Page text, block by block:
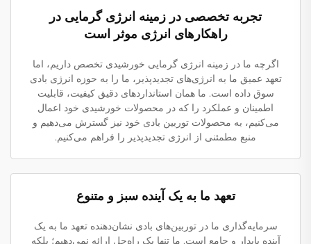
تجربه تخصصی در زمینه انرژی گرمایی در
راهکارهای انرژی موثر است
اگرچه ما در زمینه انرژی گرمایی خورشیدی تخصص داریم، اما
تعهد عمیق ما به انرژی‌های تجدیدپذیر، ما را به حوزه انرژی بادی
سوق داده است. ما همان استانداردهای دقیق کیفیت، قابلیت
اطمینان و عملکرد را که در محصولات خورشیدی خود اعمال
می‌کنیم، به محصولات توربین بادی خود نیز گسترش می‌دهیم و
منبع مطمئنی از انرژی تجدیدپذیر را فراهم می‌کنیم.
تعهد ما به یک آینده سبز و متنوع
سرمایه‌گذاری ما در توربین‌های بادی نشان‌دهنده تعهد ما به یک
آینده پایدار و جامع است. ما تنها یک راه‌حل ارائه نمی‌دهیم؛ بلکه